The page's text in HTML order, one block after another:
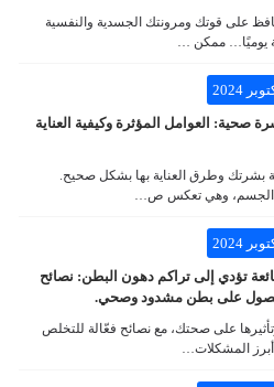
على قوتك ومرونتك الجسدية والنفسية
صحية: العوامل المؤثرة وكيفية العناية
بشرتك وطرق العناية بها بشكل صحيح.
الجسم، وهي تعكس ص…
تؤدي إلى تراكم دهون البطن: نصائح
على بطن مشدود وصحي.
على صحتك، مع نصائح فعّالة للتخلص
المشكلات…